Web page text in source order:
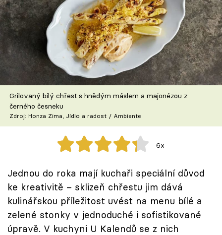
TV Program
Škola vaření
Recepty z TV
Speciál: Cuketa
Těhotnej kuchař
Sledujte prima+
Sledujte nás
Grilovaný bílý chřest s hnědým máslem a majonézou z
černého česneku
Zdroj: Honza Zima, Jídlo a radost / Ambiente
6x
Jednou do roka mají kuchaři speciální důvod
ke kreativitě – sklizeň chřestu jim dává
kulinářskou příležitost uvést na menu bílé a
zelené stonky v jednoduché i sofistikované
úpravě. V kuchyni U Kalendů se z nich